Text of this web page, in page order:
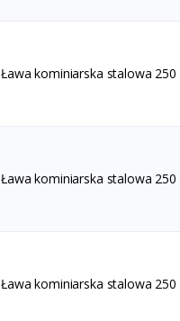
Ława kominiarska stalowa
Ława kominiarska stalowa
Ława kominiarska stalowa